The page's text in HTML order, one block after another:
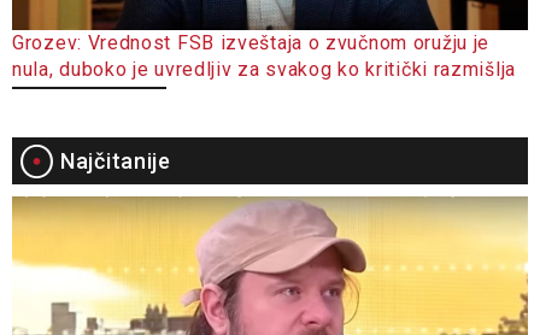
Grozev: Vrednost FSB izveštaja o zvučnom oružju je
nula, duboko je uvredljiv za svakog ko kritički razmišlja
Najčitanije